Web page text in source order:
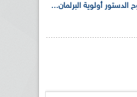
الدستور أولوية البرلمان...